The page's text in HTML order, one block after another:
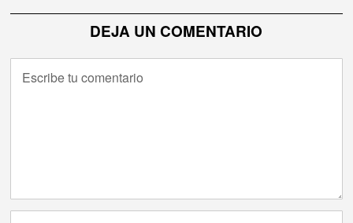
entradasDEJA UN COMENTARIO